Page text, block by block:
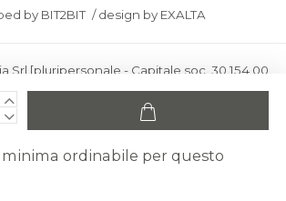
ordinabile per questo
by BIT2BIT /design by EXALTA
Srl [pluripersonale - Capitale soc. 30.154,00
378 – 50025 Montespertoli, loc. Anselmo
ceramichevirginia@pec.it